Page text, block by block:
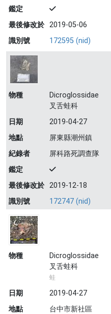
鑑定
最後修改於 2019-05-06
識別號
172595 (nid)
物種
Dicroglossidae
叉舌蛙科
日期
2019-04-27
地點
屏東縣潮州鎮
紀錄者
屏科路死調查隊
鑑定
最後修改於 2019-12-18
識別號
172747 (nid)
物種
Dicroglossidae
叉舌蛙科
蛙
日期
2019-04-27
地點
台中市新社區